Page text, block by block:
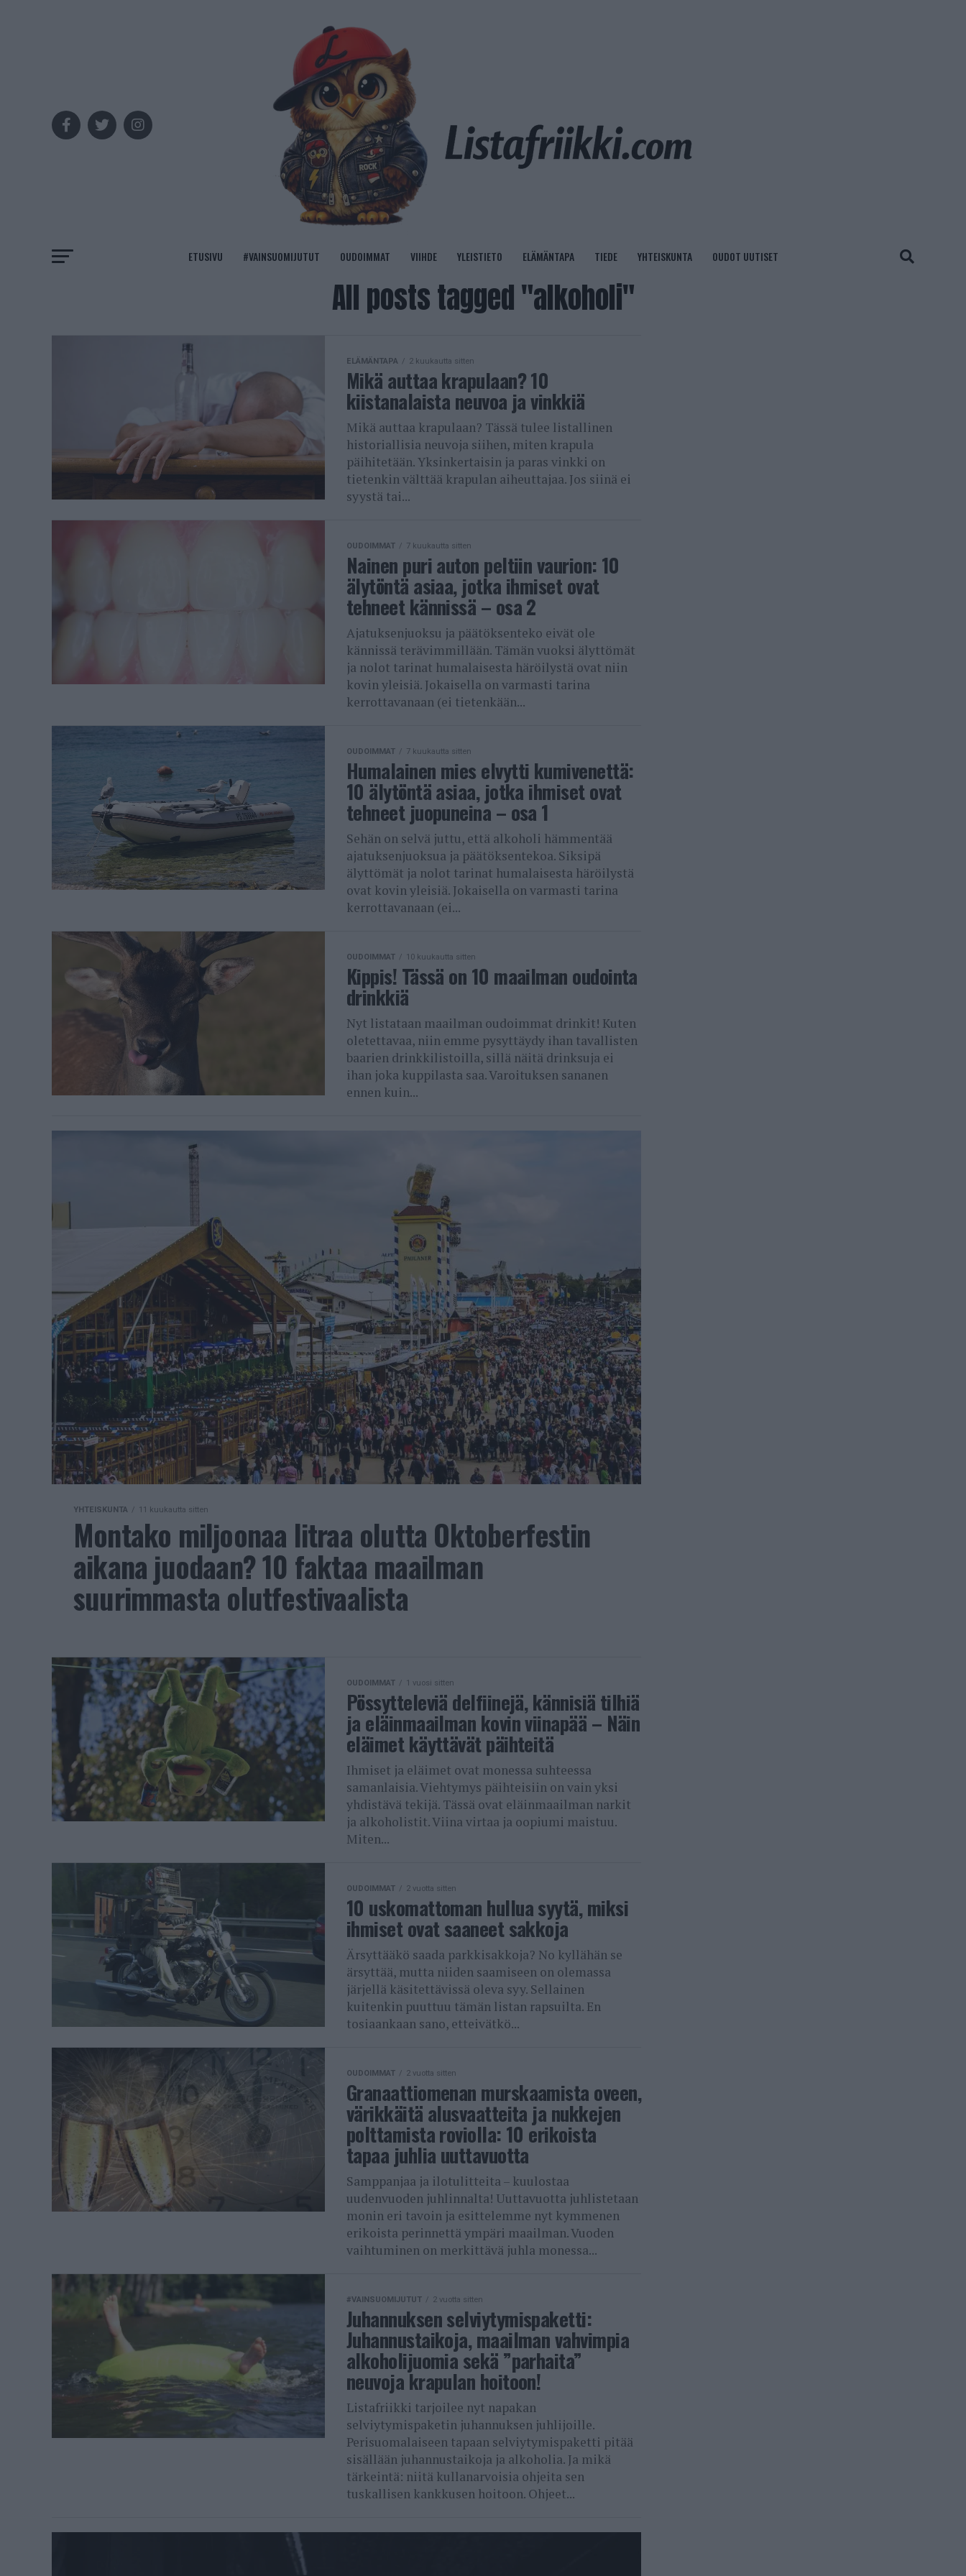
ETUSIVU #VAINSUOMIJUTUT OUDOIMMAT VIIHDE YLEISTIETO ELÄMÄNTAPA TIEDE YHTEISKUNTA OUDOT UUTISET
All posts tagged "alkoholi"
ELÄMÄNTAPA 2 kuukautta sitten
Mikä auttaa krapulaan? 10
kiistanalaista neuvoa ja vinkkiä
Mikä auttaa krapulaan? Tässä tulee listallinen
historiallisia neuvoja siihen, miten krapula
päihitetään. Yksinkertaisin ja paras vinkki on
tietenkin välttää krapulan aiheuttajaa. Jos siinä ei
syystä tai...
OUDOIMMAT 7 kuukautta sitten
Nainen puri auton peltiin vaurion: 10
älytöntä asiaa, jotka ihmiset ovat
tehneet kännissä – osa 2
Ajatuksenjuoksu ja päätöksenteko eivät ole
kännissä terävimmillään. Tämän vuoksi älyttömät
ja nolot tarinat humalaisesta häröilystä ovat niin
kovin yleisiä. Jokaisella on varmasti tarina
kerrottavanaan (ei tietenkään...
OUDOIMMAT 7 kuukautta sitten
Humalainen mies elvytti kumivenettä:
10 älytöntä asiaa, jotka ihmiset ovat
tehneet juopuneina – osa 1
Sehän on selvä juttu, että alkoholi hämmentää
ajatuksenjuoksua ja päätöksentekoa. Siksipä
älyttömät ja nolot tarinat humalaisesta häröilystä
ovat kovin yleisiä. Jokaisella on varmasti tarina
kerrottavanaan (ei...
OUDOIMMAT 10 kuukautta sitten
Kippis! Tässä on 10 maailman oudointa
drinkkiä
Nyt listataan maailman oudoimmat drinkit! Kuten
oletettavaa, niin emme pysyttäydy ihan tavallisten
baarien drinkkilistoilla, sillä näitä drinksuja ei
ihan joka kuppilasta saa. Varoituksen sananen
ennen kuin...
YHTEISKUNTA 11 kuukautta sitten
Montako miljoonaa litraa olutta Oktoberfestin
aikana juodaan? 10 faktaa maailman
suurimmasta olutfestivaalista
OUDOIMMAT 1 vuosi sitten
Pössytteleviä delfiinejä, kännisiä tilhiä
ja eläinmaailman kovin viinapää – Näin
eläimet käyttävät päihteitä
Ihmiset ja eläimet ovat monessa suhteessa
samanlaisia. Viehtymys päihteisiin on vain yksi
yhdistävä tekijä. Tässä ovat eläinmaailman narkit
ja alkoholistit. Viina virtaa ja oopiumi maistuu.
Miten...
OUDOIMMAT 2 vuotta sitten
10 uskomattoman hullua syytä, miksi
ihmiset ovat saaneet sakkoja
Ärsyttääkö saada parkkisakkoja? No kyllähän se
ärsyttää, mutta niiden saamiseen on olemassa
järjellä käsitettävissä oleva syy. Sellainen
kuitenkin puuttuu tämän listan rapsuilta. En
tosiaankaan sano, etteivätkö...
OUDOIMMAT 2 vuotta sitten
Granaattiomenan murskaamista oveen,
värikkäitä alusvaatteita ja nukkejen
polttamista roviolla: 10 erikoista
tapaa juhlia uuttavuotta
Samppanjaa ja ilotulitteita – kuulostaa
uudenvuoden juhlinnalta! Uuttavuotta juhlistetaan
monin eri tavoin ja esittelemme nyt kymmenen
erikoista perinnettä ympäri maailman. Vuoden
vaihtuminen on merkittävä juhla monessa...
#VAINSUOMIJUTUT 2 vuotta sitten
Juhannuksen selviytymispaketti:
Juhannustaikoja, maailman vahvimpia
alkoholijuomia sekä ”parhaita”
neuvoja krapulan hoitoon!
Listafriikki tarjoilee nyt napakan
selviytymispaketin juhannuksen juhlijoille.
Perisuomalaiseen tapaan selviytymispaketti pitää
sisällään juhannustaikoja ja alkoholia. Ja mikä
tärkeintä: niitä kullanarvoisia ohjeita sen
tuskallisen kankkusen hoitoon. Ohjeet...